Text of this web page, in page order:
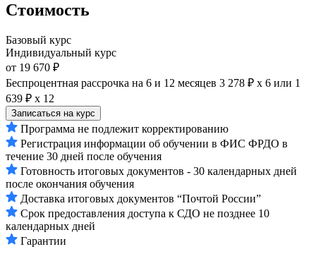
Стоимость
Базовый курс
Индивидуальный курс
от 19 670 ₽
Беспроцентная рассрочка на 6 и 12 месяцев 3 278 ₽ х 6 или 1
639 ₽ х 12
Записаться на курс
Программа не подлежит корректированию
Регистрация информации об обучении в ФИС ФРДО в
течение 30 дней после обучения
Готовность итоговых документов - 30 календарных дней
после окончания обучения
Доставка итоговых документов “Почтой России”
Срок предоставления доступа к СДО не позднее 10
календарных дней
Гарантии